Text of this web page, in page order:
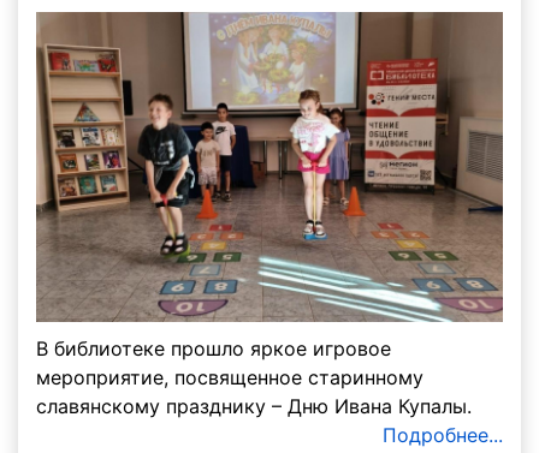
В библиотеке прошло яркое игровое
мероприятие, посвященное старинному
славянскому празднику – Дню Ивана Купалы.
Подробнее...